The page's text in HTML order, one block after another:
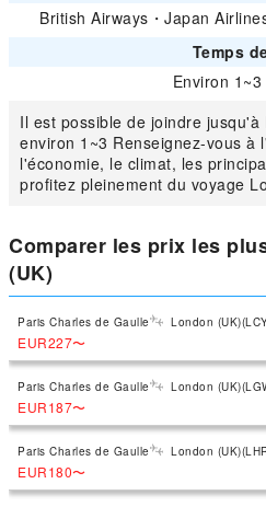
British Airways ・Japan
Temps
Environ
Il est possible de joindre jusqu'à
environ 1~3 Renseignez-vous à
l'économie, le climat, les
profitez pleinement du voyage
Comparer les prix les
(UK)
Paris Charles de Gaulle London
EUR227〜
Paris Charles de Gaulle London
EUR187〜
Paris Charles de Gaulle London
EUR180〜